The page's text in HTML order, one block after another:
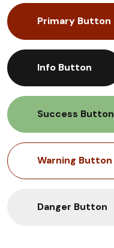
Primary Button
Info Button
Success Button
Warning Button
Danger Button